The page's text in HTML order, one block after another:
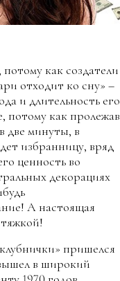
как создатели
отходит ко сну» –
и длительность его
потому как пролежав
две минуты, в
избранницу, вряд
ценность во
декорациях
А настоящая
пришелся
в широкий